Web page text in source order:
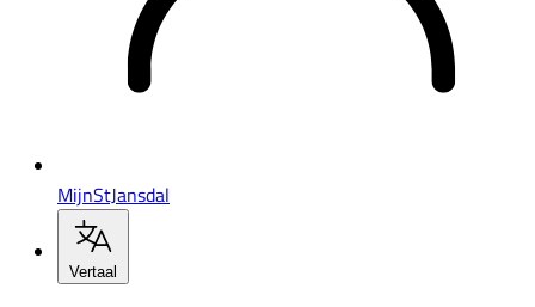
MijnStJansdal
Vertaal